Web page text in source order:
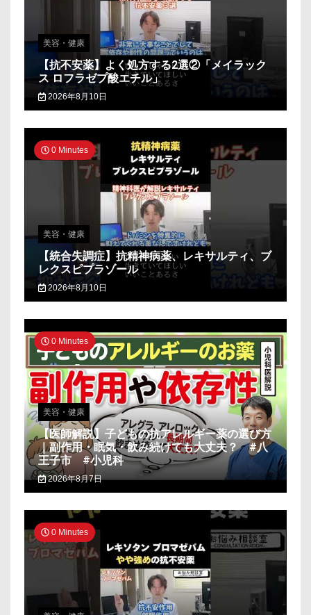
美容・健康
【抗不安薬】よく処方する2選②「メイラック
ス ロフラゼプ酸エチル」
2026年8月10日
0 Minutes
美容・健康
【統合失調症】抗精神病薬、レキサルティ、ブ
レクスピプラゾール
2026年8月10日
0 Minutes
美容・健康
【医師解説】子どもの抗アレルギー薬の選び方
｜副作用・眠気・飲み続けても大丈夫？ #八
王子市 #小児科
2026年8月7日
0 Minutes